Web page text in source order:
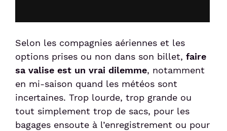
Selon les compagnies aériennes et les
options prises ou non dans son billet, faire
sa valise est un vrai dilemme, notamment
en mi-saison quand les météos sont
incertaines. Trop lourde, trop grande ou
tout simplement trop de sacs, pour les
bagages ensoute à l’enregistrement ou pour